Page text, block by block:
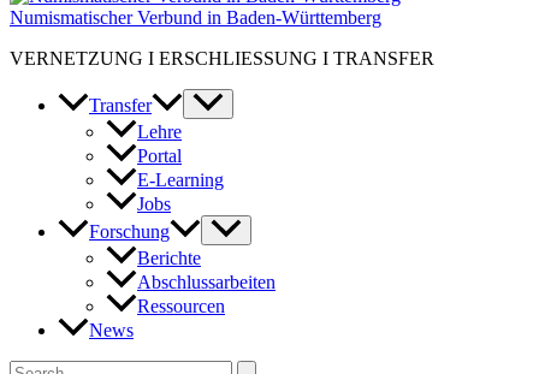
Numismatischer Verbund in Baden-Württemberg
VERNETZUNG I ERSCHLIESSUNG I TRANSFER
Transfer
Lehre
Portal
E-Learning
Jobs
Forschung
Berichte
Abschlussarbeiten
Ressourcen
News